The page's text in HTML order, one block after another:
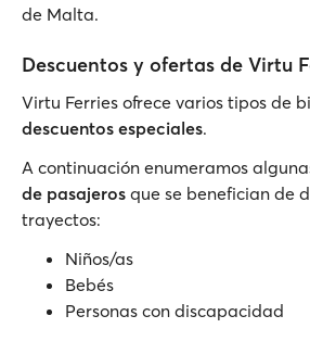
de Malta.
Descuentos y ofertas de Virtu
Virtu Ferries ofrece varios tipos de
descuentos especiales.
A continuación enumeramos
de pasajeros que se benefician de
trayectos:
Niños/as
Bebés
Personas con discapacidad